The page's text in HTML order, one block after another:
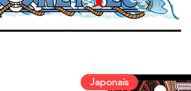
Japonais